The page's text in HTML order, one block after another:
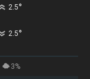
2.5°
2.5°
3%